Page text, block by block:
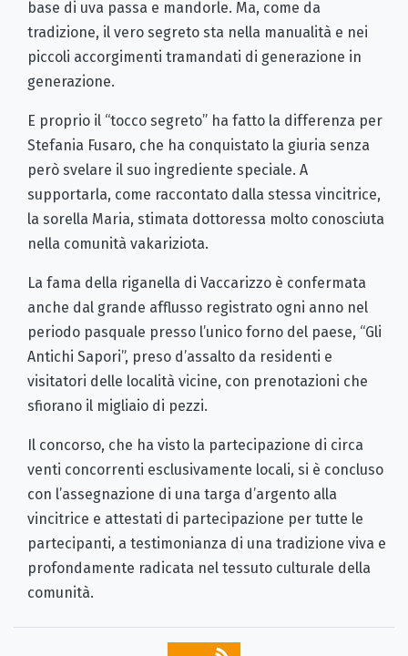
base di uva passa e mandorle. Ma, come da
tradizione, il vero segreto sta nella manualità e nei
piccoli accorgimenti tramandati di generazione in
generazione.
E proprio il “tocco segreto” ha fatto la differenza per
Stefania Fusaro, che ha conquistato la giuria senza
però svelare il suo ingrediente speciale. A
supportarla, come raccontato dalla stessa vincitrice,
la sorella Maria, stimata dottoressa molto conosciuta
nella comunità vakariziota.
La fama della riganella di Vaccarizzo è confermata
anche dal grande afflusso registrato ogni anno nel
periodo pasquale presso l’unico forno del paese, “Gli
Antichi Sapori”, preso d’assalto da residenti e
visitatori delle località vicine, con prenotazioni che
sfiorano il migliaio di pezzi.
Il concorso, che ha visto la partecipazione di circa
venti concorrenti esclusivamente locali, si è concluso
con l’assegnazione di una targa d’argento alla
vincitrice e attestati di partecipazione per tutte le
partecipanti, a testimonianza di una tradizione viva e
profondamente radicata nel tessuto culturale della
comunità.